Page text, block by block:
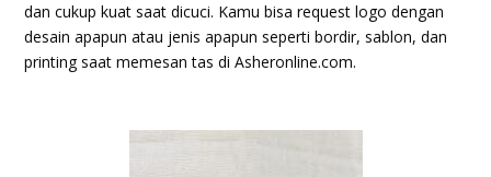
dan cukup kuat saat dicuci. Kamu bisa request logo dengan
desain apapun atau jenis apapun seperti bordir, sablon, dan
printing saat memesan tas di Asheronline.com.